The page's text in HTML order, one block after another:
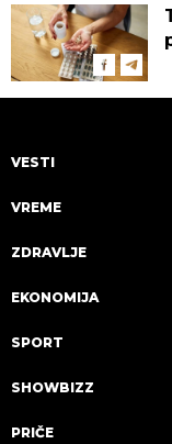
VESTI
VREME
ZDRAVLJE
EKONOMIJA
SPORT
SHOWBIZZ
PRIČE